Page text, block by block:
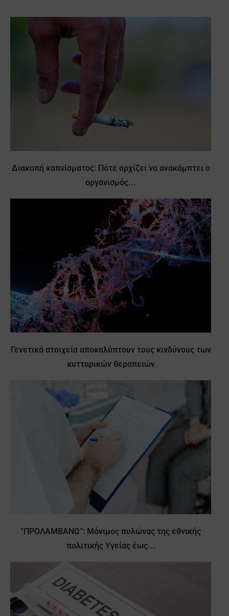
Διακοπή καπνίσματος: Πότε αρχίζει να ανακάμπτει ο
οργανισμός...
Γενετικά στοιχεία αποκαλύπτουν τους κινδύνους των
κυτταρικών θεραπειών
“ΠΡΟΛΑΜΒΑΝΩ”: Μόνιμος πυλώνας της εθνικής
πολιτικής Υγείας έως...